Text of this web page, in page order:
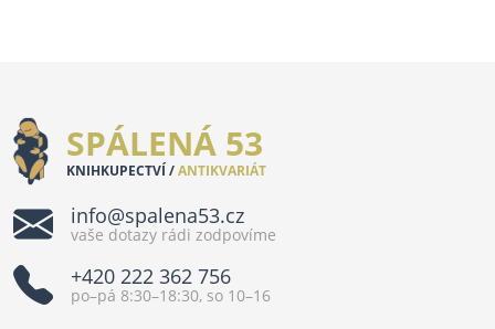
SPÁLENÁ 53
KNIHKUPECTVÍ /ANTIKVARIÁT
info@spalena53.cz
vaše dotazy rádi zodpovíme
+420 222 362 756
po–pá 8:30–18:30, so 10–16